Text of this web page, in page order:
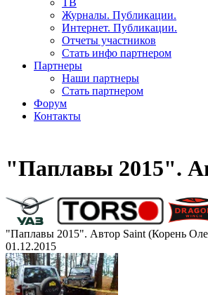
ТВ
Журналы. Публикации.
Интернет. Публикации.
Отчеты участников
Стать инфо партнером
Партнеры
Наши партнеры
Стать партнером
Форум
Контакты
"Паплавы 2015".
"Паплавы 2015". Автор Saint (Корень
01.12.2015